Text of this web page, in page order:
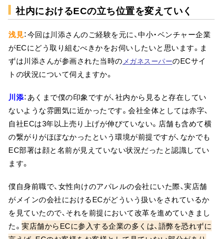
社内におけるECの立ち位置を変えていく
浅見：今回は川添さんのご経験を元に、中小・ベンチャー企業
がECにどう取り組むべきかをお伺いしたいと思います。ま
ずは川添さんが参画された当時の メガネスーパーのECサイ
トの状況について伺えますか。
川添：あくまで僕の印象ですが、社内から見ると存在してい
ないような雰囲気に近かったです。会社全体としては赤字、
自社ECは3年以上売り上げが伸びていない。店舗も含めて横
の繋がりがほぼなかったという環境が前提ですが、なかでも
EC部署は顔と名前が見えていない状況だったと認識してい
ます。
僕自身前職で、女性向けのアパレルの会社にいた際、実店舗
がメインの会社におけるECがどういう扱いをされているか
を見ていたので、それを前提において改革を進めていきまし
た。 実店舗からECに参入する企業の多くは、語弊を恐れずに